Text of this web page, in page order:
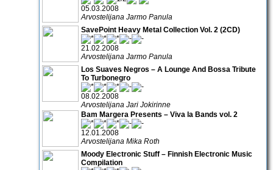
05.03.2008
Arvostelijana Jarmo Panula
SavePoint Heavy Metal Collection Vol. 2 (2CD)
21.02.2008
Arvostelijana Jarmo Panula
Los Suaves Negros – A Lounge And Bossa Tribute
To Turbonegro
08.02.2008
Arvostelijana Jari Jokirinne
Bam Margera Presents – Viva la Bands vol. 2
12.01.2008
Arvostelijana Mika Roth
Moody Electronic Stuff – Finnish Electronic Music
Compilation